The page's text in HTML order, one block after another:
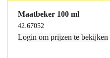
Maatbeker 100 ml
42.67052
Login om prijzen te bekijken